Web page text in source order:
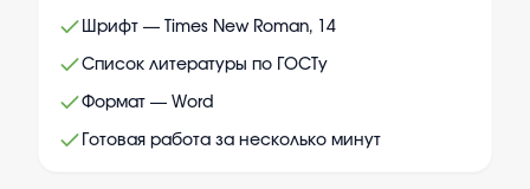
Шрифт — Times New Roman, 14
Список литературы по ГОСТу
Формат — Word
Готовая работа за несколько минут